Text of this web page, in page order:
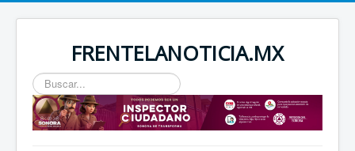
FRENTELANOTICIA.MX
Buscar...